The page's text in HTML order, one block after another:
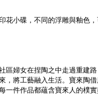
小碟，不同的浮雕與釉色
區婦女在捏陶之中走過重
，將工藝融入生活。寶來陶
件作品都蘊含寶來人的樸實